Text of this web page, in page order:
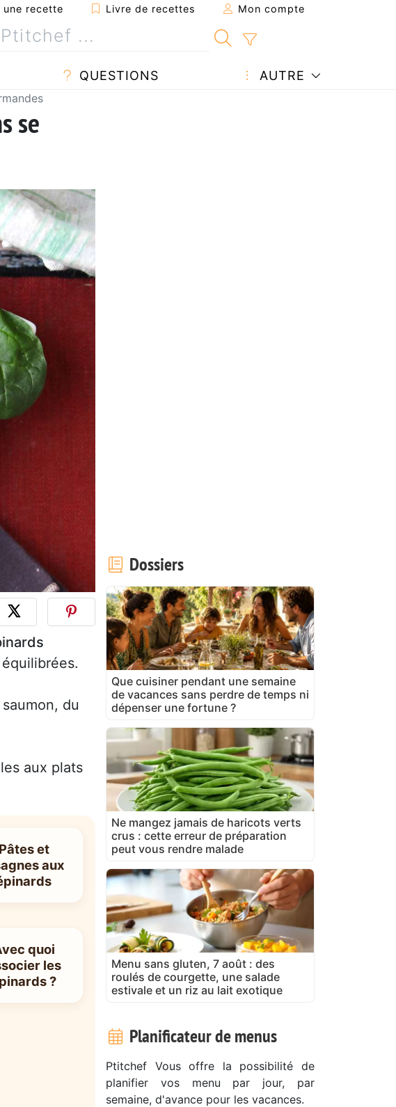
une recette Livre de recettes Mon compte
QUESTIONS AUTRE
se
du
aux plats
Pâtes et
aux
quoi
les
?
Dossiers
Que cuisiner pendant une semaine
de vacances sans perdre de temps ni
dépenser une fortune ?
Ne mangez jamais de haricots verts
crus : cette erreur de préparation
peut vous rendre malade
Menu sans gluten, 7 août : des
roulés de courgette, une salade
estivale et un riz au lait exotique
Planificateur de menus
Ptitchef Vous offre la possibilité de
planifier vos menu par jour, par
semaine, d'avance pour les vacances.